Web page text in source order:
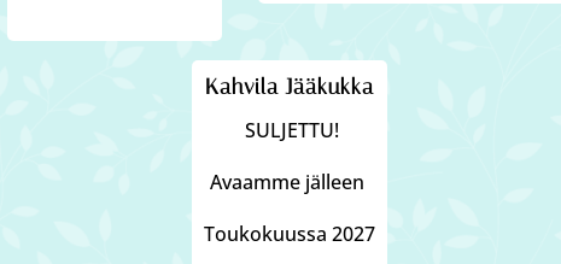
Kahvila Jääkukka
SULJETTU!
Avaamme jälleen
Toukokuussa 2027